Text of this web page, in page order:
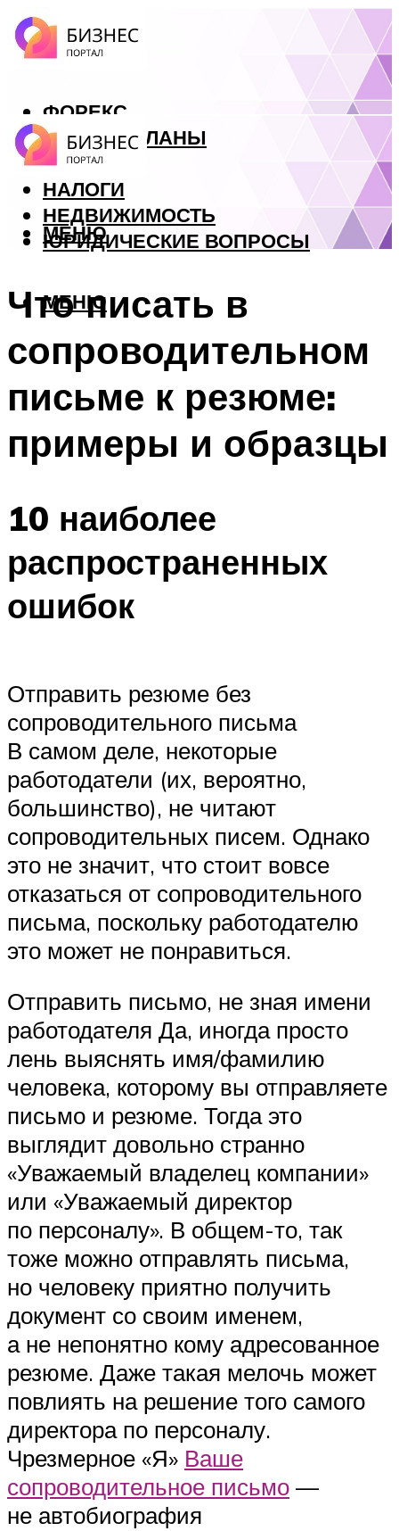
ФОРЕКС
БИЗНЕС ПЛАНЫ
КРЕДИТЫ
НАЛОГИ
НЕДВИЖИМОСТЬ
ЮРИДИЧЕСКИЕ ВОПРОСЫ
МЕНЮ
МЕНЮ
Что писать в
сопроводительном
письме к резюме:
примеры и образцы
10 наиболее
распространенных
ошибок
Отправить резюме без
сопроводительного письма
В самом деле, некоторые
работодатели (их, вероятно,
большинство), не читают
сопроводительных писем. Однако
это не значит, что стоит вовсе
отказаться от сопроводительного
письма, поскольку работодателю
это может не понравиться.
Отправить письмо, не зная имени
работодателя Да, иногда просто
лень выяснять имя/фамилию
человека, которому вы отправляете
письмо и резюме. Тогда это
выглядит довольно странно
«Уважаемый владелец компании»
или «Уважаемый директор
по персоналу». В общем-то, так
тоже можно отправлять письма,
но человеку приятно получить
документ со своим именем,
а не непонятно кому адресованное
резюме. Даже такая мелочь может
повлиять на решение того самого
директора по персоналу.
Чрезмерное «Я» Ваше
сопроводительное письмо —
не автобиография